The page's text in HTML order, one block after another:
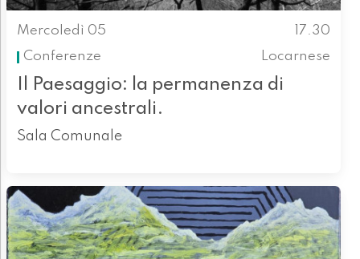
Mercoledì 05
17.30
Conferenze
Locarnese
Il Paesaggio: la permanenza di
valori ancestrali.
Sala Comunale